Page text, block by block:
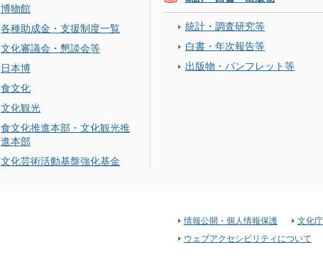
博物館
各種助成金・支援制度一覧
文化審議会・懇談会等
日本博
食文化
文化観光
食文化推進本部・文化観光推
進本部
文化芸術活動基盤強化基金
統計・調査研究等
白書・年次報告等
出版物・パンフレット等
情報公開・個人情報保護
文化
ウェブアクセシビリティについて